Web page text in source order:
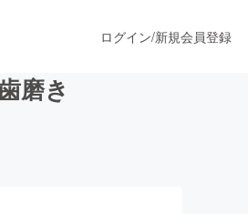
ログイン/新規会員登録
磨き